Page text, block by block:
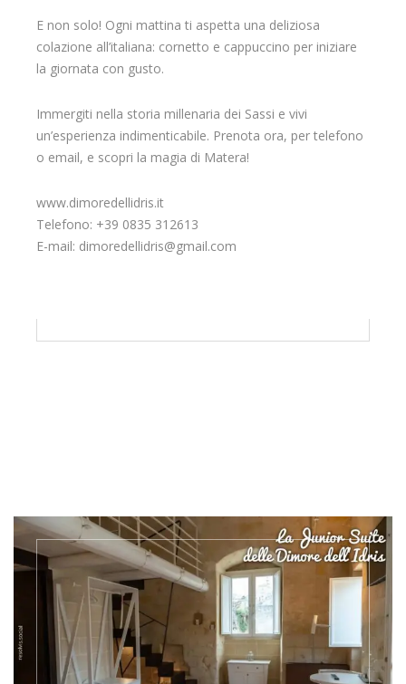
E non solo! Ogni mattina ti aspetta una deliziosa
colazione all’italiana: cornetto e cappuccino per iniziare
la giornata con gusto.
Immergiti nella storia millenaria dei Sassi e vivi
un’esperienza indimenticabile. Prenota ora, per telefono
o email, e scopri la magia di Matera!
www.dimoredellidris.it
Telefono: +39 0835 312613
E-mail: dimoredellidris@gmail.com